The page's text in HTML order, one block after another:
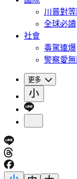
川普對
全球必讀
社會
毒駕連爆
警察愛無
更多